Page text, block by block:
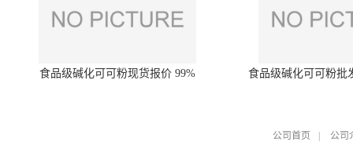
食品级碱化可可粉现货报价 99% 食品级碱化可可粉批
公司首页 公司